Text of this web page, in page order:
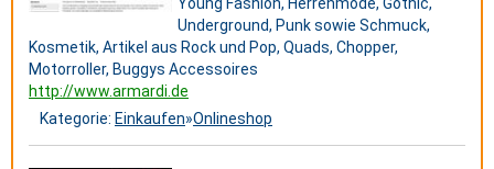
Underground, Punk sowie Schmuck,
Kosmetik, Artikel aus Rock und Pop, Quads, Chopper,
Motorroller, Buggys Accessoires
http://www.armardi.de
Kategorie: Einkaufen»Onlineshop